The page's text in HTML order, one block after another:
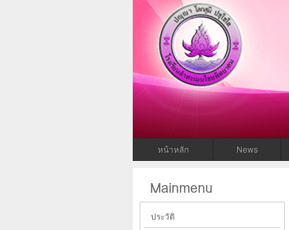
โรงเรียน
โรงเรียนลำทะเมนไชยพิทยาคม สพม.31
หน้าหลัก News
Mainmenu
ประวัติ